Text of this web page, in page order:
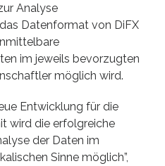
Analyse
Datenformat von DiFX
im jeweils bevorzugten
möglich wird.
Entwicklung für die
wird die erfolgreiche
der Daten im
Sinne möglich”,